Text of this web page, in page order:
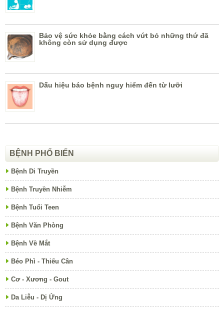
Bảo vệ sức khỏe bằng cách vứt bỏ những thứ đã
không còn sử dụng được
Dấu hiệu báo bệnh nguy hiểm đến từ lưỡi
BỆNH PHỔ BIẾN
Bệnh Di Truyền
Bệnh Truyền Nhiễm
Bệnh Tuổi Teen
Bệnh Văn Phòng
Bệnh Về Mắt
Béo Phì - Thiếu Cân
Cơ - Xương - Gout
Da Liễu - Dị Ứng